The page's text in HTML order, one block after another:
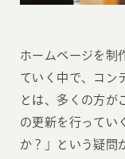
ホームページを制
ていく中で、コン
とは、多くの方が
の更新を行ってい
か？」という疑問